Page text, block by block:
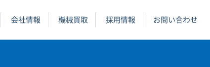
会社情報 機械買取 採用情報 お問い合わせ